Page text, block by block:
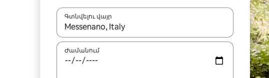
Գտնվելու վայր
Երբ արդյունքները հասանելի լինեն, սլաքների
Ժամանում